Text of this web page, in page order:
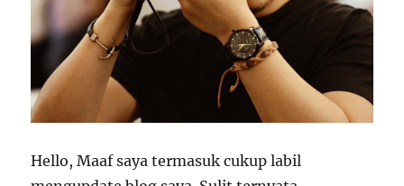
Hello, Maaf saya termasuk cukup labil